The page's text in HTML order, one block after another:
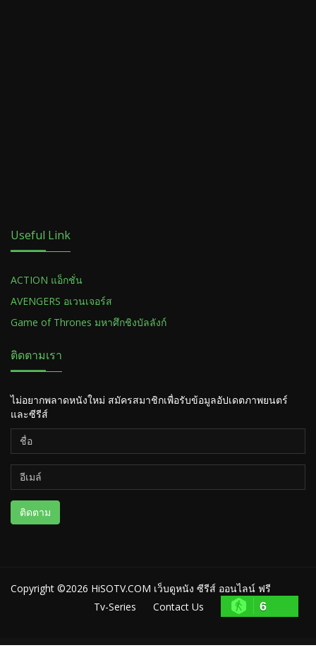
Useful Link
ACTION แอ็กชั่น
AVENGERS อเวนเจอร์ส
Game of Thrones มหาศึกชิงบัลลังก์
ติดตามเรา
ไม่อยากพลาดหนังใหม่ สมัครสมาชิกเพื่อรับข้อมูลอัปเดตภาพยนตร์
และซีรีส์
ติดตาม
Copyright ©2026 HiSOTV.COM เว็บดูหนัง ซีรีส์ ออนไลน์ ฟรี
Tv-Series
Contact Us 6